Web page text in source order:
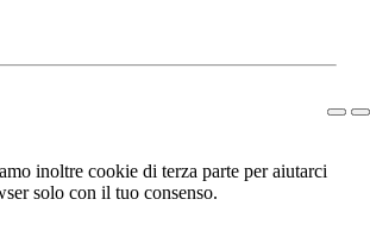
inoltre cookie di terza parte per aiutarci
solo con il tuo consenso.